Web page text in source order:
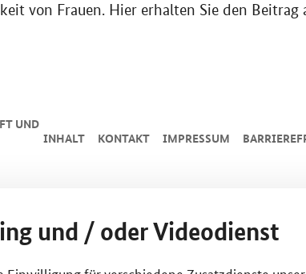
von Frauen. Hier erhalten Sie den Beitrag
UND
INHALT KONTAKT IMPRESSUM
und / oder Videodienst